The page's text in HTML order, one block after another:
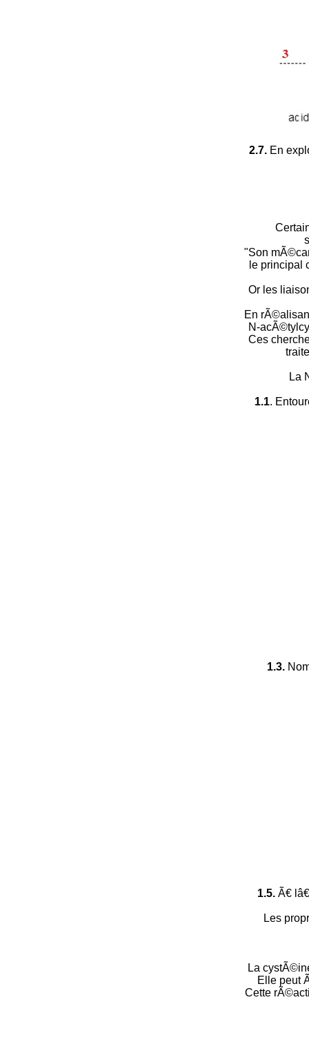
2.7.En
"Son
le principal
Or les
En
N-
Ces
La
1.1.
1.3.
1.5. Ã€
Les
La
Elle peut
Cette